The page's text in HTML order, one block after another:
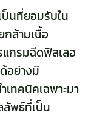
นที่ยอมรับใน
กล้ามเนื้อ
แกรมฉีดฟิลเลอ
อย่างมี
ทคนิคเฉพาะมา
ลัพธ์ที่เป็น